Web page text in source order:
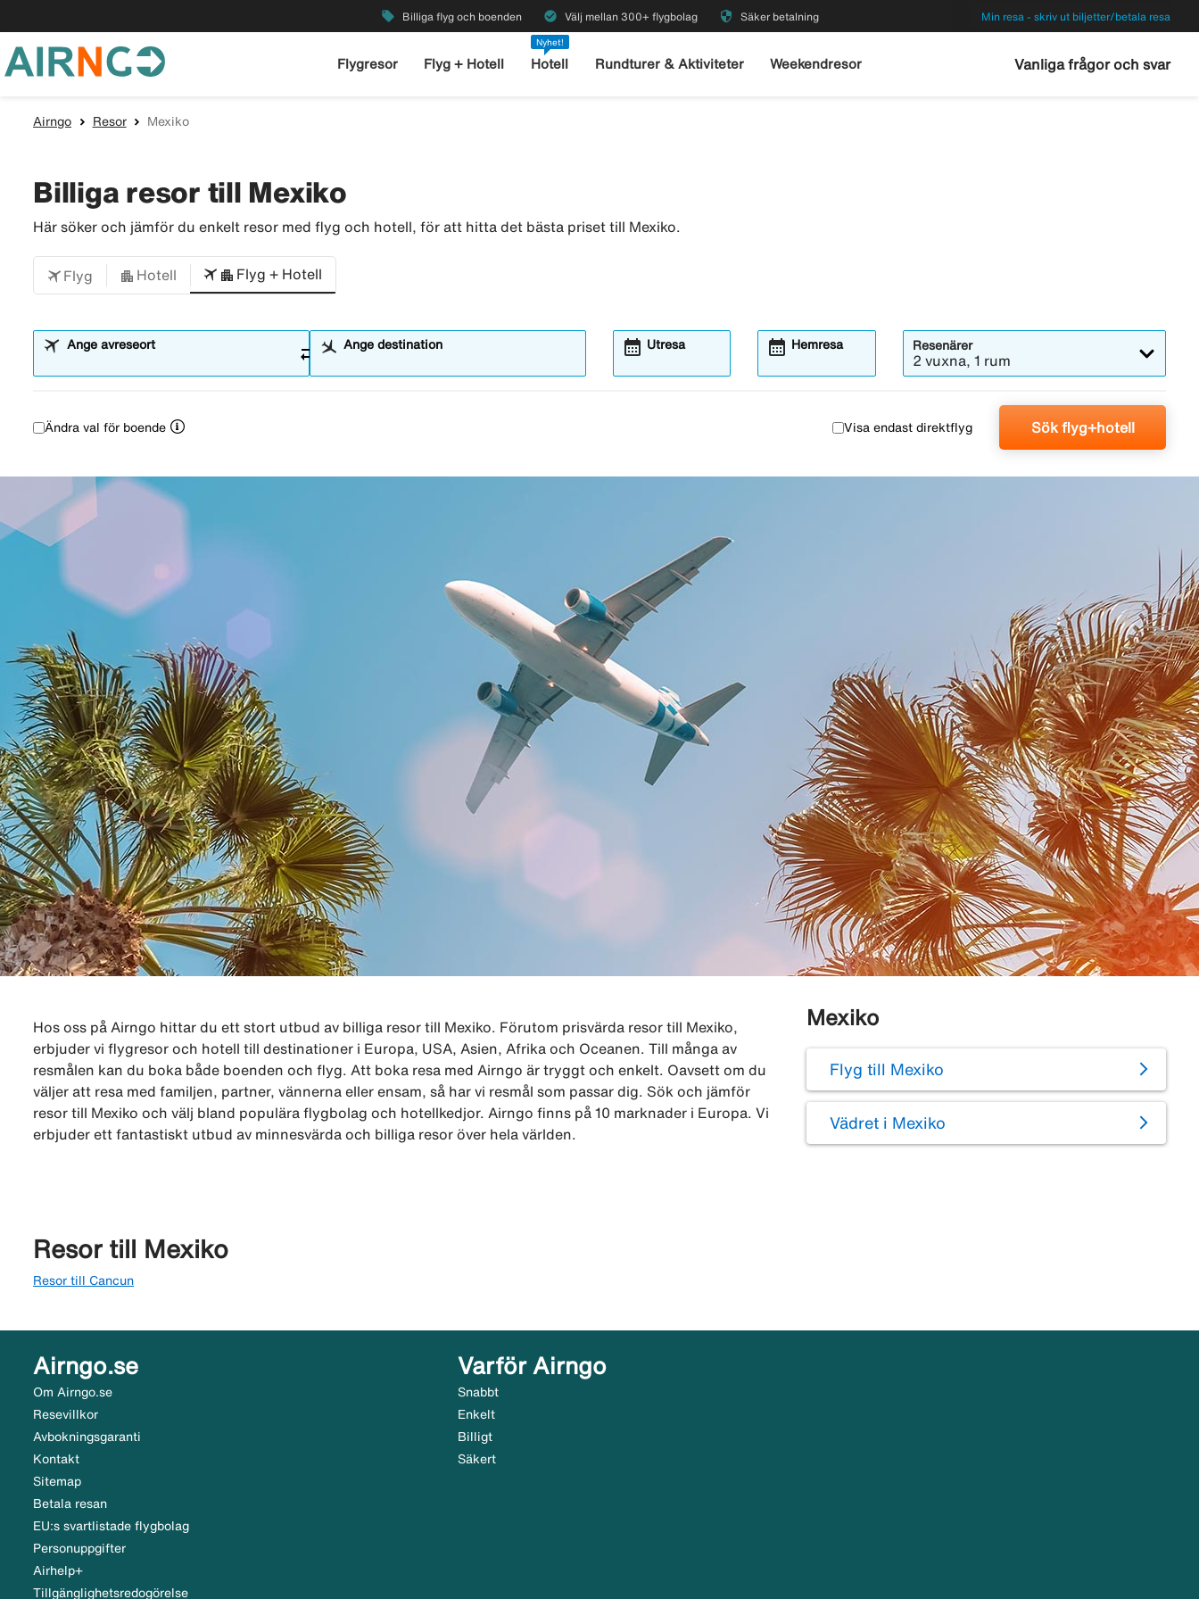
local_offer Billiga flyg och boenden check_circle Välj mellan 300+ flygbolag security Säker betalning Min resa - skriv ut biljetter/betala resa
Flygresor Flyg + Hotell
Nyhet!
Hotell Rundturer & Aktiviteter Weekendresor Vanliga frågor och svar
Airngo Resor Mexiko
Billiga resor till Mexiko
Här söker och jämför du enkelt resor med flyg och hotell, för att hitta det bästa priset till Mexiko.
Flyg Hotell Flyg + Hotell
Ange avreseort sync_alt Ange destination Utresa
calendar_month Hemresa
calendar_month Resenärer
2 vuxna, 1 rum
Ändra val för boende Visa endast direktflyg Sök flyg+hotell
Hos oss på Airngo hittar du ett stort utbud av billiga resor till Mexiko. Förutom prisvärda resor till Mexiko,
erbjuder vi flygresor och hotell till destinationer i Europa, USA, Asien, Afrika och Oceanen. Till många av
resmålen kan du boka både boenden och flyg. Att boka resa med Airngo är tryggt och enkelt. Oavsett om du
väljer att resa med familjen, partner, vännerna eller ensam, så har vi resmål som passar dig. Sök och jämför
resor till Mexiko och välj bland populära flygbolag och hotellkedjor. Airngo finns på 10 marknader i Europa. Vi
erbjuder ett fantastiskt utbud av minnesvärda och billiga resor över hela världen.
Mexiko
Flyg till Mexiko
Vädret i Mexiko
Resor till Mexiko
Resor till Cancun
Airngo.se
Om Airngo.se
Resevillkor
Avbokningsgaranti
Kontakt
Sitemap
Betala resan
EU:s svartlistade flygbolag
Personuppgifter
Airhelp+
Tillgänglighetsredogörelse
Varför Airngo
Snabbt
Enkelt
Billigt
Säkert